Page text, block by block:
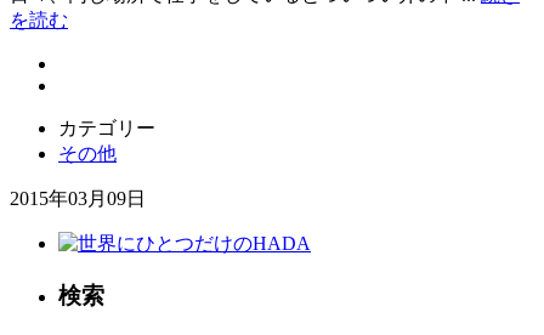
を読む
カテゴリー
その他
2015年03月09日
検索